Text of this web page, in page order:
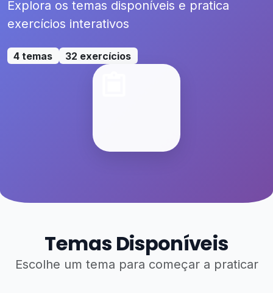
Explora os temas disponíveis e pratica
exercícios interativos
4 temas 32 exercícios
Temas Disponíveis
Escolhe um tema para começar a praticar